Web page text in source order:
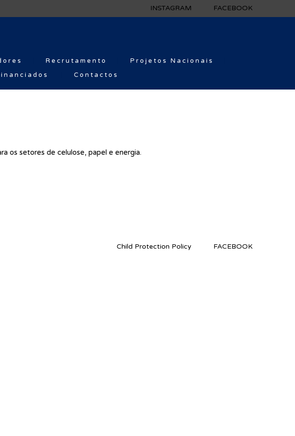
FACEBOOK
INSTAGRAM
Recrutamento
Projetos Nacionais
Contactos
os setores de celulose, papel e energia.
FACEBOOK
Child Protection Policy